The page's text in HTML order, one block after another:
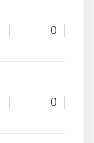
0
0